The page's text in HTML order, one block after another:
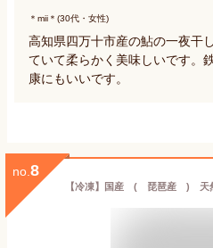
＊mii＊(30代・女性)
高知県四万十市産の鮎の一夜干
ていて柔らかく美味しいです。
康にもいいです。
no. 8